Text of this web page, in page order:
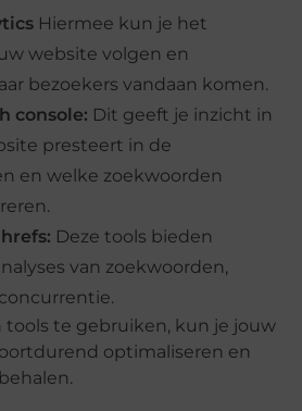
Hiermee kun je het
website volgen en
bezoekers vandaan komen.
console: Dit geeft je inzicht in
presteert in de
en welke zoekwoorden
Deze tools bieden
van zoekwoorden,
tools te gebruiken, kun je jouw
optimaliseren en